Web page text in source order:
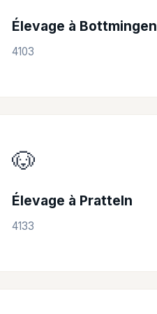
Élevage à Bottmingen
4103
🐶
Élevage à Pratteln
4133